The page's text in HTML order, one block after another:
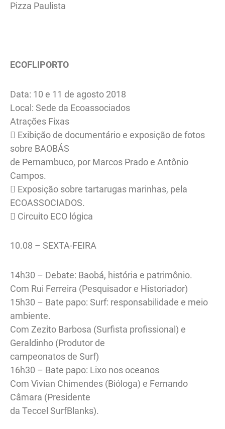
Pizza Paulista
ECOFLIPORTO
Data: 10 e 11 de agosto 2018
Local: Sede da Ecoassociados
Atrações Fixas
 Exibição de documentário e exposição de fotos
sobre BAOBÁS
de Pernambuco, por Marcos Prado e Antônio
Campos.
 Exposição sobre tartarugas marinhas, pela
ECOASSOCIADOS.
 Circuito ECO lógica
10.08 – SEXTA-FEIRA
14h30 – Debate: Baobá, história e patrimônio.
Com Rui Ferreira (Pesquisador e Historiador)
15h30 – Bate papo: Surf: responsabilidade e meio
ambiente.
Com Zezito Barbosa (Surfista profissional) e
Geraldinho (Produtor de
campeonatos de Surf)
16h30 – Bate papo: Lixo nos oceanos
Com Vivian Chimendes (Bióloga) e Fernando
Câmara (Presidente
da Teccel SurfBlanks).